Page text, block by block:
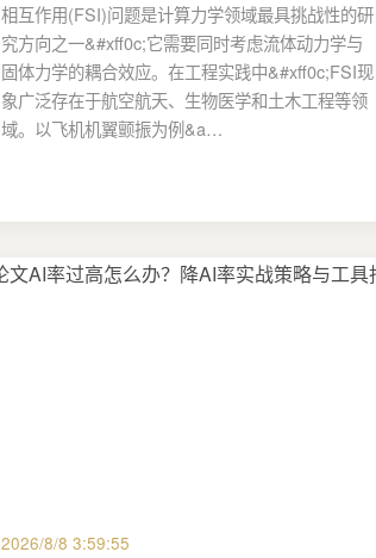
相互作用(FSI)问题是计算力学领域最具挑战性的研
究方向之一&#xff0c;它需要同时考虑流体动力学与
固体力学的耦合效应。在工程实践中&#xff0c;FSI现
象广泛存在于航空航天、生物医学和土木工程等领
域。以飞机机翼颤振为例&a…
2026/8/8 3:59:55